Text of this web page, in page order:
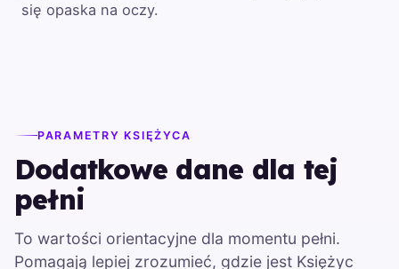
się opaska na oczy.
PARAMETRY KSIĘŻYCA
Dodatkowe dane dla tej
pełni
To wartości orientacyjne dla momentu pełni.
Pomagają lepiej zrozumieć, gdzie jest Księżyc